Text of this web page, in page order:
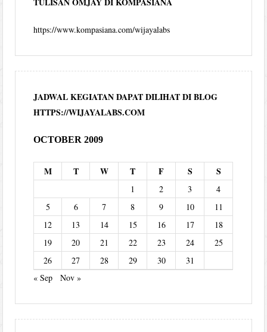
https://www.kompasiana.com/wijayalabs
JADWAL KEGIATAN DAPAT DILIHAT DI BLOG
HTTPS://WIJAYALABS.COM
OCTOBER 2009
M T W T F S S
1 2 3
4
5
6 7 8 9 10
11
12
13 14 15 16 17
18
19
20 21 22 23 24
25
26
27 28 29 30
31
« Sep
Nov »